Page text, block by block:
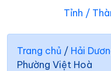
Tỉnh /
Trang chủ / Hải
Phường Việt Hoà